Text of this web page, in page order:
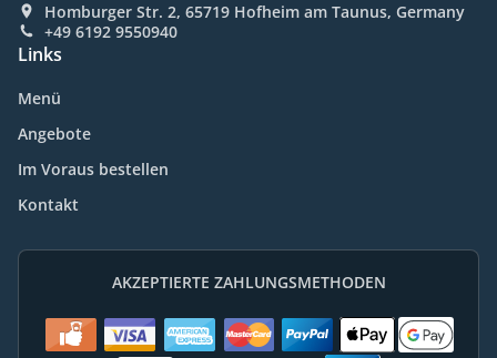
Homburger Str. 2, 65719 Hofheim am Taunus, Germany
+49 6192 9550940
Links
Menü
Angebote
Im Voraus bestellen
Kontakt
AKZEPTIERTE ZAHLUNGSMETHODEN